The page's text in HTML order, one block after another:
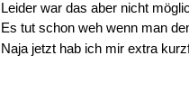
Leider war das aber nicht
Es tut schon weh wenn man
Naja jetzt hab ich mir extra